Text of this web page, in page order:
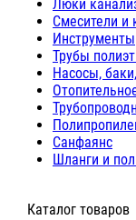
Люки
Cмесители
Инструменты
Трубы
Насосы,
Санфаянс
Шланги и
⠀Каталог товаров